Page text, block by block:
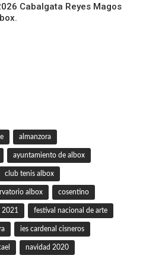
Cabalgata Reyes Magos
almanzora
ayuntamiento de albox
club tenis albox
albox cosentino
festival nacional de arte
ies cardenal cisneros
navidad 2020